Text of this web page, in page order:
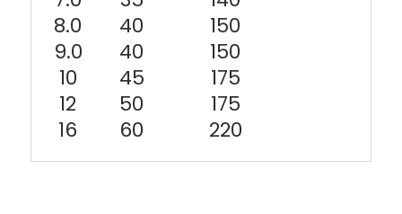
8.0
40
150
9.0
40
150
10
45
175
12
50
175
16
60 220